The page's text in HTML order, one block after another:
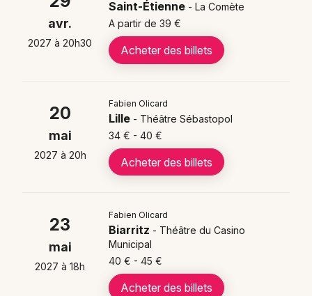
avr.
2027 à 20h30
Saint-Étienne - La Comète
A partir de 39 €
Acheter des billets
20
mai
2027 à 20h
Fabien Olicard
Lille - Théâtre Sébastopol
34 € - 40 €
Acheter des billets
23
mai
2027 à 18h
Fabien Olicard
Biarritz - Théâtre du Casino
Municipal
40 € - 45 €
Acheter des billets